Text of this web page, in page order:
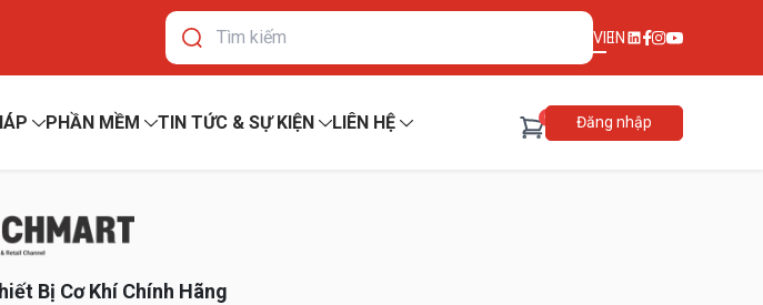
VIEN
PHẦN MỀM TIN TỨC & SỰ KIỆN LIÊN HỆ 0 Đăng nhập
Bị Cơ Khí Chính Hãng